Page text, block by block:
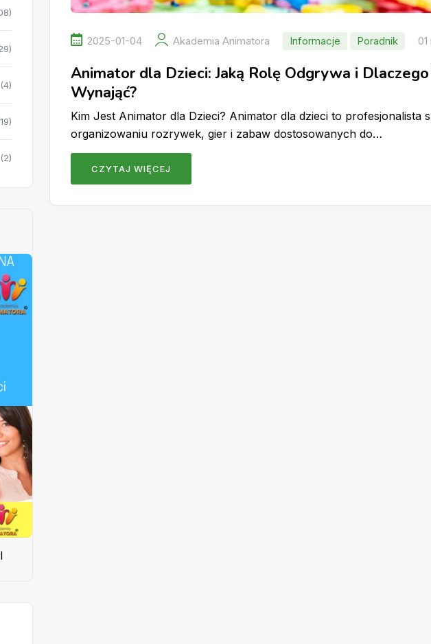
2025-01-04 Akademia Animatora Informacje Poradnik
Animator dla Dzieci: Jaką Rolę Odgrywa i
Wynająć?
Kim Jest Animator dla Dzieci? Animator dla dzieci to profesjonalista
organizowaniu rozrywek, gier i zabaw dostosowanych do…
CZYTAJ WIĘCEJ
(4)
(2)